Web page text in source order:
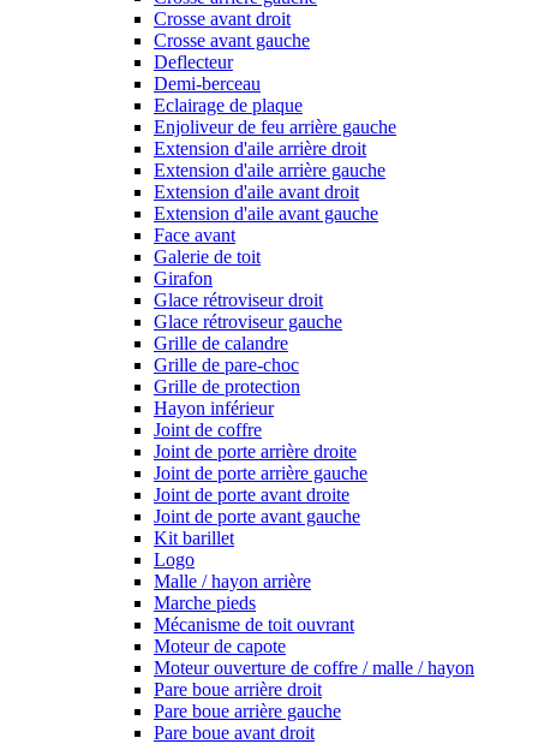
Crosse avant droit
Crosse avant gauche
Deflecteur
Demi-berceau
Eclairage de plaque
Enjoliveur de feu arrière gauche
Extension d'aile arrière droit
Extension d'aile arrière gauche
Extension d'aile avant droit
Extension d'aile avant gauche
Face avant
Galerie de toit
Girafon
Glace rétroviseur droit
Glace rétroviseur gauche
Grille de calandre
Grille de pare-choc
Grille de protection
Hayon inférieur
Joint de coffre
Joint de porte arrière droite
Joint de porte arrière gauche
Joint de porte avant droite
Joint de porte avant gauche
Kit barillet
Logo
Malle / hayon arrière
Marche pieds
Mécanisme de toit ouvrant
Moteur de capote
Moteur ouverture de coffre / malle / hayon
Pare boue arrière droit
Pare boue arrière gauche
Pare boue avant droit